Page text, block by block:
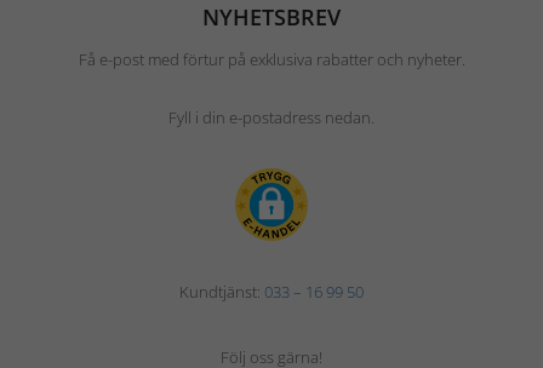
NYHETSBREV
Få e-post med förtur på exklusiva rabatter och nyheter.
Fyll i din e-postadress nedan.
Kundtjänst: 033 – 16 99 50
Följ oss gärna!